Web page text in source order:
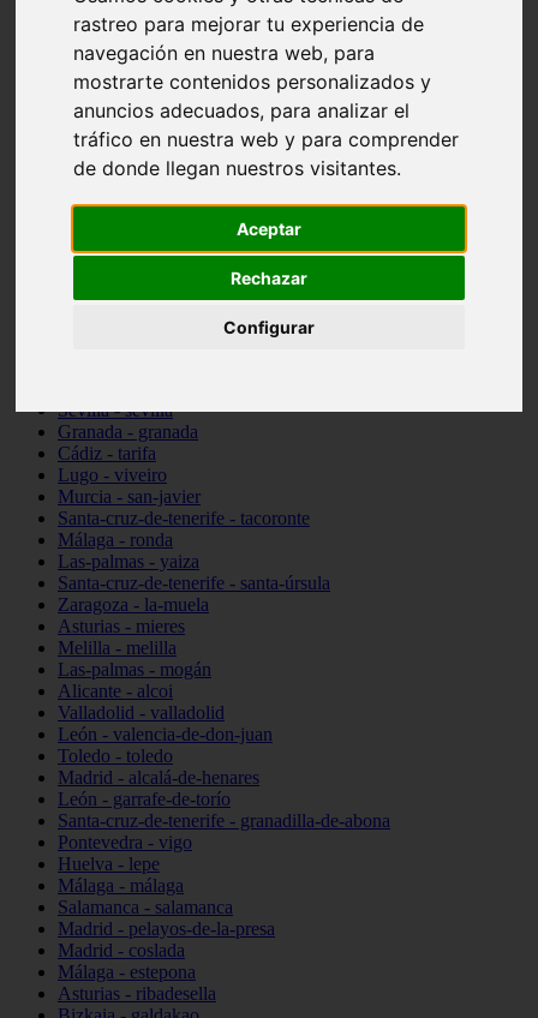
rastreo para mejorar tu experiencia de
navegación en nuestra web, para
mostrarte contenidos personalizados y
anuncios adecuados, para analizar el
tráfico en nuestra web y para comprender
de donde llegan nuestros visitantes.
Aceptar
Rechazar
Configurar
Madrid - pozuelo-de-alarcón
Teruel - sarrión
Cádiz - algodonales
Illes-balears - inca
Madrid - madrid
Málaga - torremolinos
Asturias - oviedo
Cádiz - el-puerto-de-santa-maría
Toledo - illescas
Málaga - marbella
Barcelona - barcelona
Sevilla - sevilla
Granada - granada
Cádiz - tarifa
Lugo - viveiro
Murcia - san-javier
Santa-cruz-de-tenerife - tacoronte
Málaga - ronda
Las-palmas - yaiza
Santa-cruz-de-tenerife - santa-úrsula
Zaragoza - la-muela
Asturias - mieres
Melilla - melilla
Las-palmas - mogán
Alicante - alcoi
Valladolid - valladolid
León - valencia-de-don-juan
Toledo - toledo
Madrid - alcalá-de-henares
León - garrafe-de-torío
Santa-cruz-de-tenerife - granadilla-de-abona
Pontevedra - vigo
Huelva - lepe
Málaga - málaga
Salamanca - salamanca
Madrid - pelayos-de-la-presa
Madrid - coslada
Málaga - estepona
Asturias - ribadesella